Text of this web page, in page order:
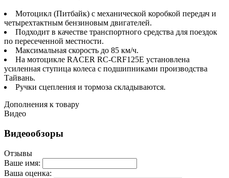
Мотоцикл (Питбайк) с механической коробкой передач и
четырехтактным бензиновым двигателей.
Подходит в качестве транспортного средства для поездок
по пересеченной местности.
Максимальная скорость до 85 км/ч.
На мотоцикле RACER RC-CRF125E установлена
усиленная ступица колеса с подшипниками производства
Тайвань.
Ручки сцепления и тормоза складываются.
Дополнения к товару
Видео
Видеообзоры
Отзывы
Ваше имя:
Ваша оценка: